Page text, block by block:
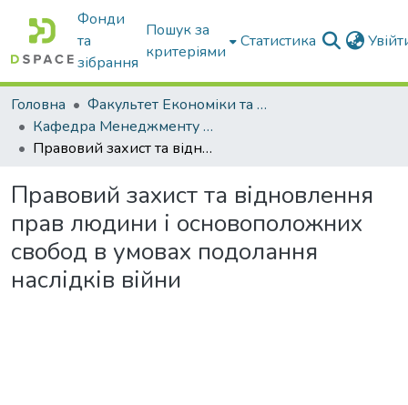
Фонди
та
зібрання
Пошук за
критеріями
Статистика
Головна
Факультет Економіки та бізнесу
Кафедра Менеджменту та публічного адміністрування
Правовий захист та відновлення прав людини і основоположних свобод в умовах подолання наслідків війни
Правовий захист та відновлення
прав людини і основоположних
свобод в умовах подолання
наслідків війни